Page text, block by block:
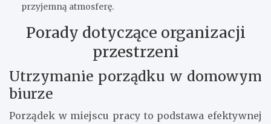
przyjemną atmosferę.
Porady dotyczące organizacji
przestrzeni
Utrzymanie porządku w domowym
biurze
Porządek w miejscu pracy to podstawa efektywnej